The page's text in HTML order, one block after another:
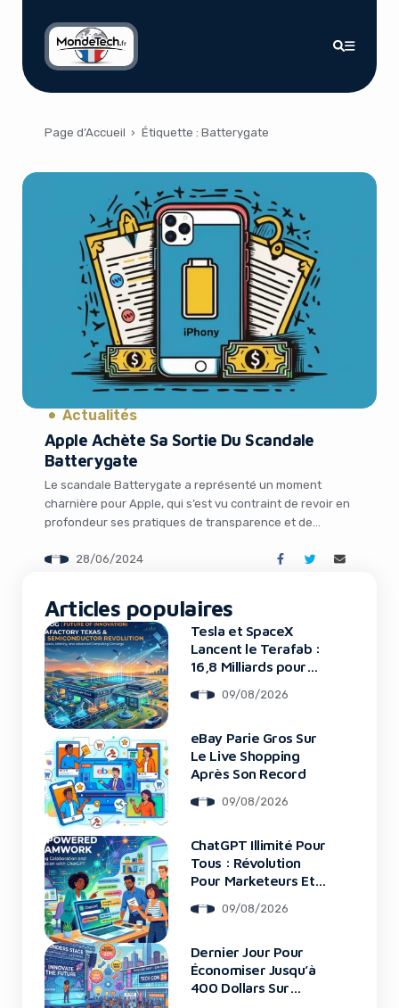
Page d’Accueil › Étiquette : Batterygate
Actualités
Apple Achète Sa Sortie Du Scandale
Batterygate
Le scandale Batterygate a représenté un moment
charnière pour Apple, qui s’est vu contraint de revoir en
profondeur ses pratiques de transparence et de
de plusieurs millions de dollars marque la fin d’une saga
28/06/2024
Articles populaires
Tesla et SpaceX
Lancent le Terafab :
16,8 Milliards pour
Révolutionnaire
09/08/2026
eBay Parie Gros Sur
Le Live Shopping
Après Son Record
09/08/2026
ChatGPT Illimité Pour
Tous : Révolution
Pour Marketeurs Et
09/08/2026
Dernier Jour Pour
Économiser Jusqu’à
400 Dollars Sur
using an ad-blocker!
Yes, I will turn off Ad-Blocker
No Thanks